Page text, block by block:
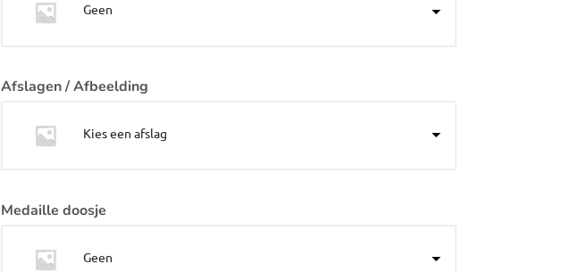
Geen
Afslagen / Afbeelding
Kies een afslag
Medaille doosje
Geen